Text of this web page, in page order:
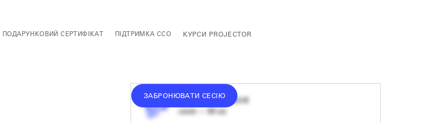
ПОДАРУНКОВИЙ СЕРТИФІКАТ ПІДТРИМКА ССО КУРСИ PROJECTOR
ЗАБРОНЮВАТИ СЕСІЮ
1500
₴
сесія — 60 хв